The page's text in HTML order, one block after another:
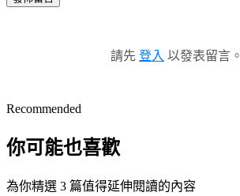
請先 登入 以發表留言。
Recommended
你可能也喜歡
為你精選 3 篇值得延伸閱讀的內容